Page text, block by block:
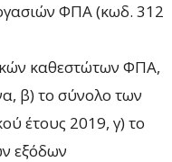
ΦΠΑ (κωδ. 312
καθεστώτων ΦΠΑ,
β) το σύνολο των
έτους 2019, γ) το
εξόδων